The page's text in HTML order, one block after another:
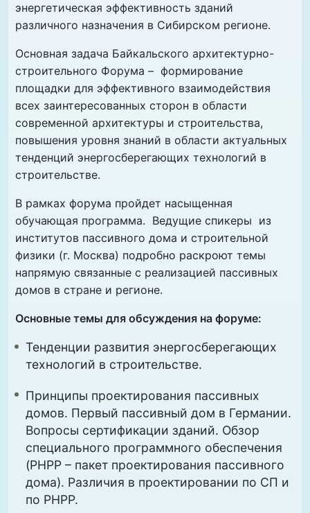
энергетическая эффективность зданий
различного назначения в Сибирском регионе.
Основная задача Байкальского архитектурно-
строительного Форума – формирование
площадки для эффективного взаимодействия
всех заинтересованных сторон в области
современной архитектуры и строительства,
повышения уровня знаний в области актуальных
тенденций энергосберегающих технологий в
строительстве.
В рамках форума пройдет насыщенная
обучающая программа. Ведущие спикеры из
институтов пассивного дома и строительной
физики (г. Москва) подробно раскроют темы
напрямую связанные с реализацией пассивных
домов в стране и регионе.
Основные темы для обсуждения на форуме:
Тенденции развития энергосберегающих
технологий в строительстве.
Принципы проектирования пассивных
домов. Первый пассивный дом в Германии.
Вопросы сертификации зданий. Обзор
специального программного обеспечения
(PHPP – пакет проектирования пассивного
дома). Различия в проектировании по СП и
по PHPP.